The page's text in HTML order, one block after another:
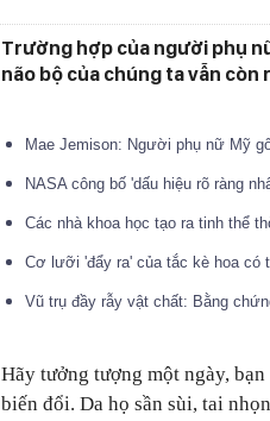
Trường hợp của người phụ
não bộ của chúng ta vẫn
Mae Jemison: Người phụ nữ Mỹ
NASA công bố 'dấu hiệu rõ ràng
Các nhà khoa học tạo ra tinh thể
Cơ lưỡi 'đẩy ra' của tắc kè hoa có
Vũ trụ đầy rẫy vật chất: Bằng
Hãy tưởng tượng một ngày,
biến đổi. Da họ sần sùi, tai